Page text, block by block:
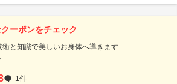
ーポンをチェック
と知識で美しいお身体へ導きます
1件